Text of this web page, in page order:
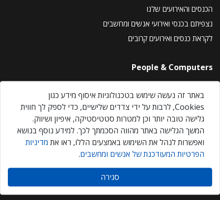
הכנסים והאירועים שלנו
נצפיתם בכנסי ואירועי אנשים ומחשבים
לקראת כנסים ואירועים קרובים
People & Computers
About Us
Privacy Policy
Contact Us
Our Events
אנשים ומחשבים © 2026 – כל הזכויות שמורות
באתר זה נעשה שימוש בטכנולוגיות איסוף מידע כגון
Cookies, לרבות על ידי צדדים שלישיים, כדי לספק לך חווית
גלישה טובה יותר וכן למטרות סטטיסטיקה, איפיון ושיווק.
המשך הגלישה באתר מהווה הסכמתך לכך. למידע נוסף בנושא
ואפשרות לנהל את השימוש באמצעים הללו, ראו את מדיניות
הפרטיות המעודכנת של אנשים ומחשבים.
סגירה